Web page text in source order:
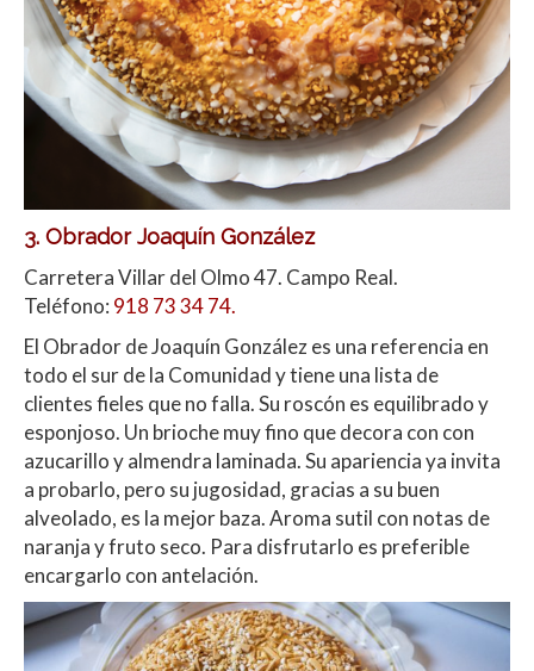
3. Obrador Joaquín González
Carretera Villar del Olmo 47. Campo Real.
Teléfono: 918 73 34 74.
El Obrador de Joaquín González es una referencia en
todo el sur de la Comunidad y tiene una lista de
clientes fieles que no falla. Su roscón es equilibrado y
esponjoso. Un brioche muy fino que decora con con
azucarillo y almendra laminada. Su apariencia ya invita
a probarlo, pero su jugosidad, gracias a su buen
alveolado, es la mejor baza. Aroma sutil con notas de
naranja y fruto seco. Para disfrutarlo es preferible
encargarlo con antelación.